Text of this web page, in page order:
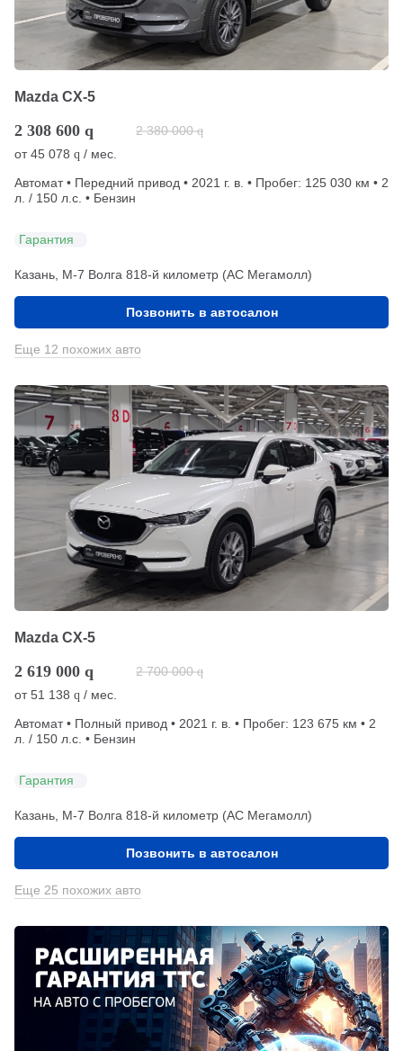
Mazda CX-5
2 308 600 q 2 380 000 q
от45 078 q / мес.
Автомат • Передний привод • 2021 г. в. • Пробег: 125 030 км • 2
л. / 150 л.с. • Бензин
Гарантия
Казань, М-7 Волга 818-й километр (АС Мегамолл)
Позвонить в автосалон
Еще 12 похожих авто
Mazda CX-5
2 619 000 q 2 700 000 q
от51 138 q / мес.
Автомат • Полный привод • 2021 г. в. • Пробег: 123 675 км • 2
л. / 150 л.с. • Бензин
Гарантия
Казань, М-7 Волга 818-й километр (АС Мегамолл)
Позвонить в автосалон
Еще 25 похожих авто